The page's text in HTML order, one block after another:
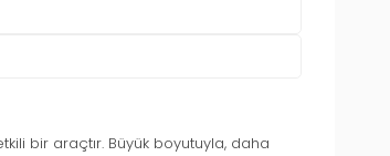
bir araçtır. Büyük boyutuyla, daha